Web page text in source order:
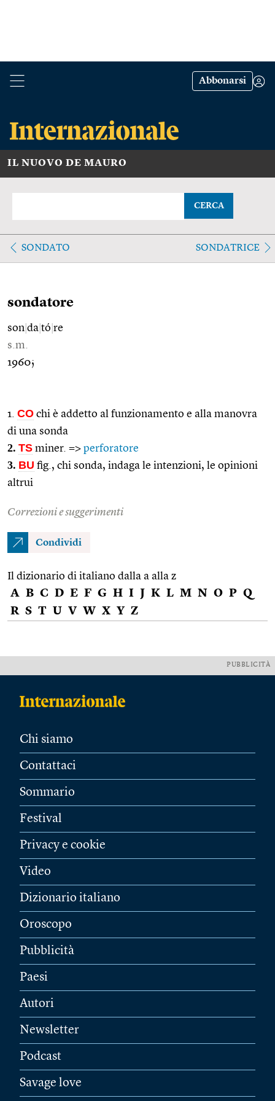
Abbonarsi
IL NUOVO DE MAURO
CERCA
SONDATO SONDATRICE
sondatore
son da tó re
s.m.
1960;
1. CO chi è addetto al funzionamento e alla manovra
di una sonda
2. TS miner. => perforatore
3. BU fig., chi sonda, indaga le intenzioni, le opinioni
altrui
Correzioni e suggerimenti
Condividi
Il dizionario di italiano dalla a alla z
A B C D E F G H I J K L M N O P Q
R S T U V W X Y Z
PUBBLICITÀ
Chi siamo
Contattaci
Sommario
Festival
Privacy e cookie
Video
Dizionario italiano
Oroscopo
Pubblicità
Paesi
Autori
Newsletter
Podcast
Savage love